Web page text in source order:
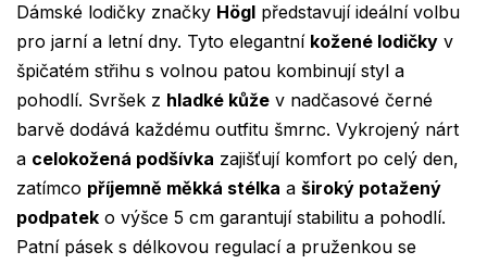
Dámské lodičky značky Högl představují ideální volbu
pro jarní a letní dny. Tyto elegantní kožené lodičky v
špičatém střihu s volnou patou kombinují styl a
pohodlí. Svršek z hladké kůže v nadčasové černé
barvě dodává každému outfitu šmrnc. Vykrojený nárt
a celokožená podšívka zajišťují komfort po celý den,
zatímco příjemně měkká stélka a široký potažený
podpatek o výšce 5 cm garantují stabilitu a pohodlí.
Patní pásek s délkovou regulací a pruženkou se